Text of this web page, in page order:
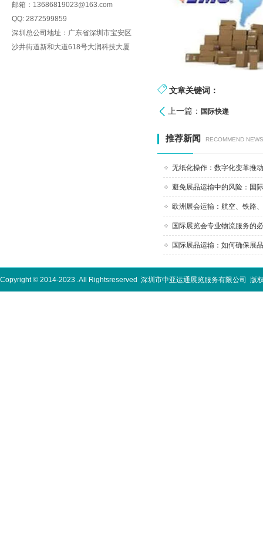
邮箱：13686819023@163.com
QQ: 2872599859
深圳总公司地址：广东省深圳市宝安区
沙井街道新和大道618号大润科技大厦
文章关键词：
上一篇： 国际快递
推荐新闻 RECOMMEND NEWS
无纸化操作：数字化变革推
避免展品运输中的风险：国
欧洲展会运输：航空、铁路
国际展览会专业物流服务的
国际展品运输：如何确保展
Copyright © 2014-2023 .All Rightsreserved 深圳市中亚运通展览服务有限公司 版